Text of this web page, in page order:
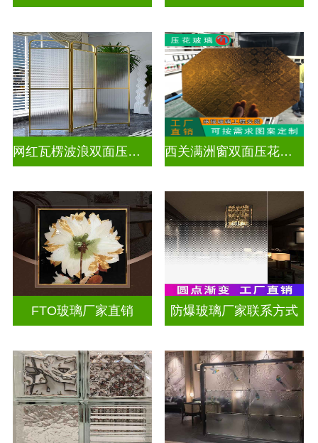
网红瓦楞波浪双面压花玻璃 西关满洲窗双面压花玻璃
FTO玻璃厂家直销 防爆玻璃厂家联系方式